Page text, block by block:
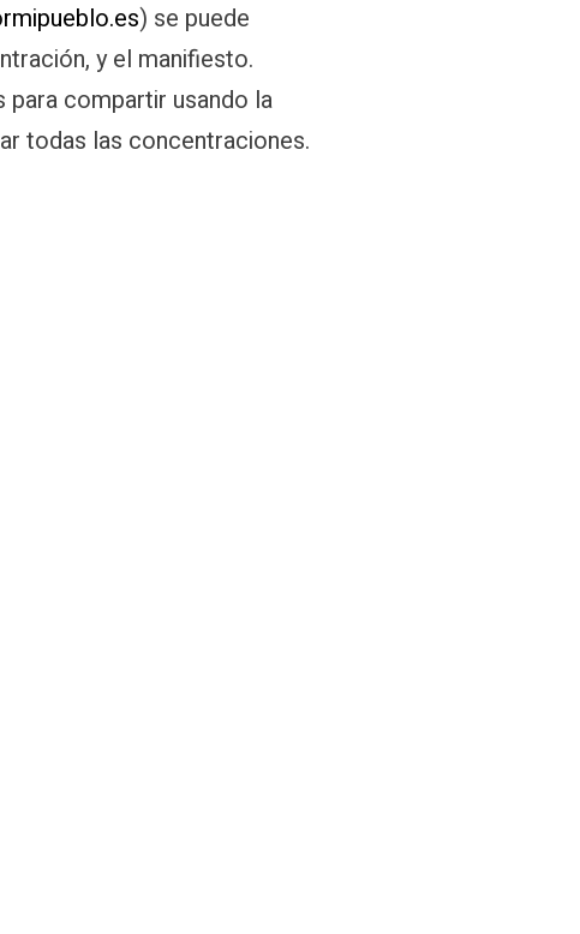
) se puede
y el manifiesto.
compartir usando la
todas las concentraciones.